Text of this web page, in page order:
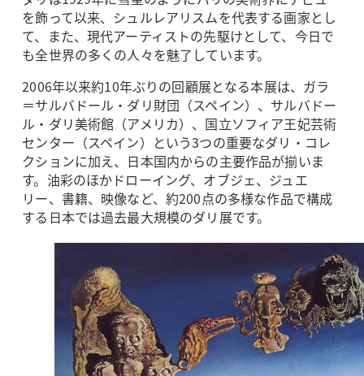
を飾って以来、シュルレアリスムを代表する画家とし
て、また、現代アーティストの先駆けとして、今日で
も全世界の多くの人々を魅了しています。
2006年以来約10年ぶりの回顧展となる本展は、ガラ
＝サルバドール・ダリ財団（スペイン）、サルバドー
ル・ダリ美術館（アメリカ）、国立ソフィア王妃芸術
センター（スペイン）という3つの重要なダリ・コレ
クションに加え、日本国内からの主要作品が揃いま
す。油彩のほかドローイング、オブジェ、ジュエ
リー、書籍、映像など、約200点の多様な作品で構成
する日本では過去最大規模のダリ展です。